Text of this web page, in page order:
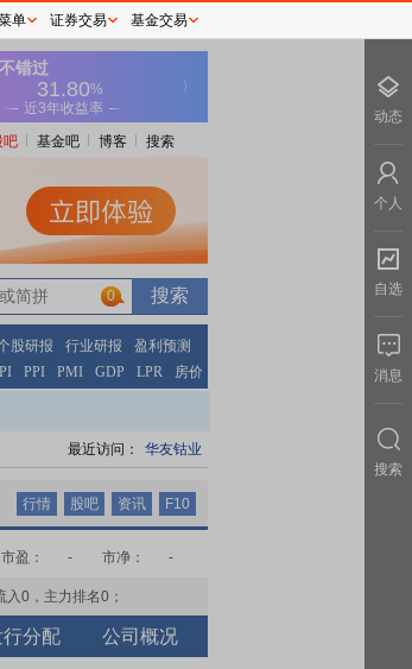
吧 基金吧 博客 搜索
0
0
股研报 行业研报
盈利预测
PPI PMI GDP LPR 房价
最近访问： 华友钴业
行情 股吧 资讯 F10
市盈： - 市净： -
入0 ，主力排名0 ；
行分配 公司概况
单 证券交易 基金交易
动态
个人
自选
消息
搜索